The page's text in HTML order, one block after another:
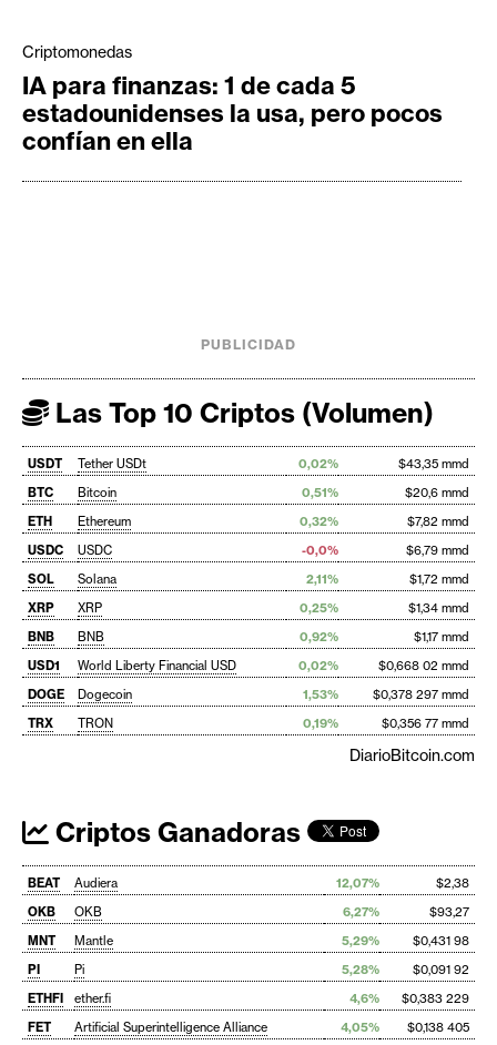
Criptomonedas
IA para finanzas: 1 de cada 5
estadounidenses la usa, pero pocos
confían en ella
PUBLICIDAD
Las Top 10 Criptos (Volumen)
USDT Tether USDt 0,02%
$43,35 mmd
BTC
Bitcoin 0,51%
$20,6 mmd
ETH
Ethereum 0,32%
$7,82 mmd
USDC
USDC -0,0%
$6,79 mmd
SOL
Solana 2,11%
$1,72 mmd
XRP
XRP 0,25%
$1,34 mmd
BNB
BNB 0,92%
$1,17 mmd
USD1
World Liberty Financial USD 0,02%
$0,668 02 mmd
DOGE
Dogecoin 1,53%
$0,378 297 mmd
TRX
TRON 0,19% $0,356 77 mmd
DiarioBitcoin.com
Criptos Ganadoras
BEAT Audiera 12,07%
$2,38
OKB
OKB 6,27%
$93,27
MNT
Mantle 5,29%
$0,431 98
PI
Pi 5,28%
$0,091 92
ETHFI
ether.fi 4,6%
$0,383 229
FET
Artificial Superintelligence Alliance 4,05% $0,138 405